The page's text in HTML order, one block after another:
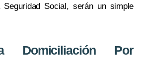
Social, serán un simple
Domiciliación Por